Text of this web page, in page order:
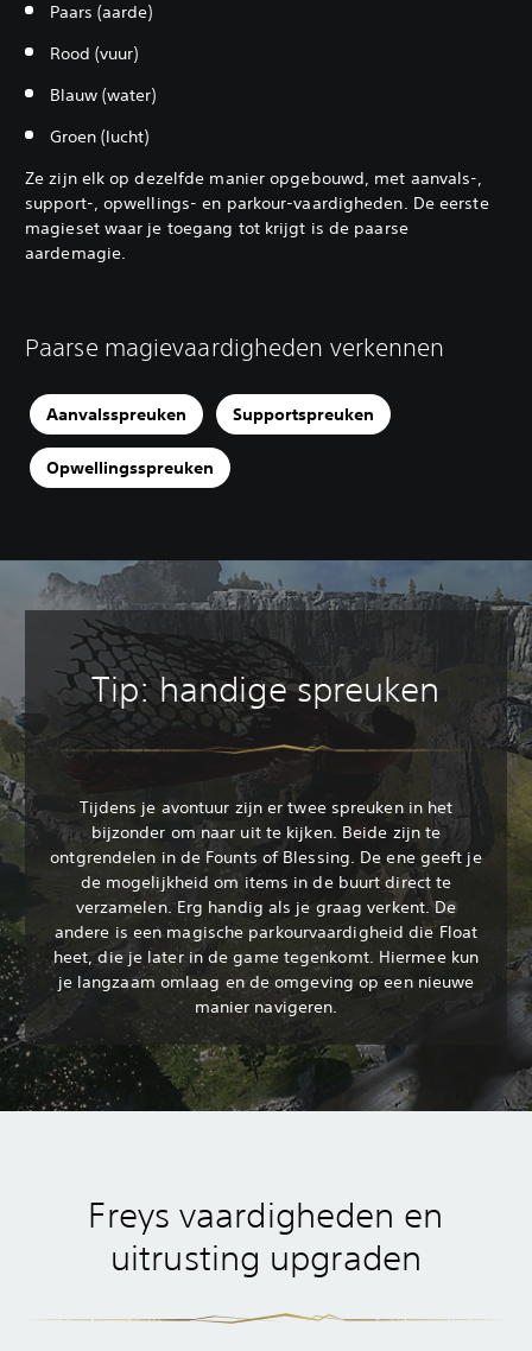
Paars (aarde)
Rood (vuur)
Blauw (water)
Groen (lucht)
Ze zijn elk op dezelfde manier opgebouwd, met aanvals-,
support-, opwellings- en parkour-vaardigheden. De eerste
magieset waar je toegang tot krijgt is de paarse
aardemagie.
Paarse magievaardigheden verkennen
Aanvalsspreuken Supportspreuken
Opwellingsspreuken
Tip: handige spreuken
Tijdens je avontuur zijn er twee spreuken in het
bijzonder om naar uit te kijken. Beide zijn te
ontgrendelen in de Founts of Blessing. De ene geeft je
de mogelijkheid om items in de buurt direct te
verzamelen. Erg handig als je graag verkent. De
andere is een magische parkourvaardigheid die Float
heet, die je later in de game tegenkomt. Hiermee kun
je langzaam omlaag en de omgeving op een nieuwe
manier navigeren.
Freys vaardigheden en
uitrusting upgraden